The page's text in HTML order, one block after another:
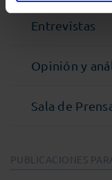
Entrevistas
Opinión y
Sala de
PUBLICACIONES